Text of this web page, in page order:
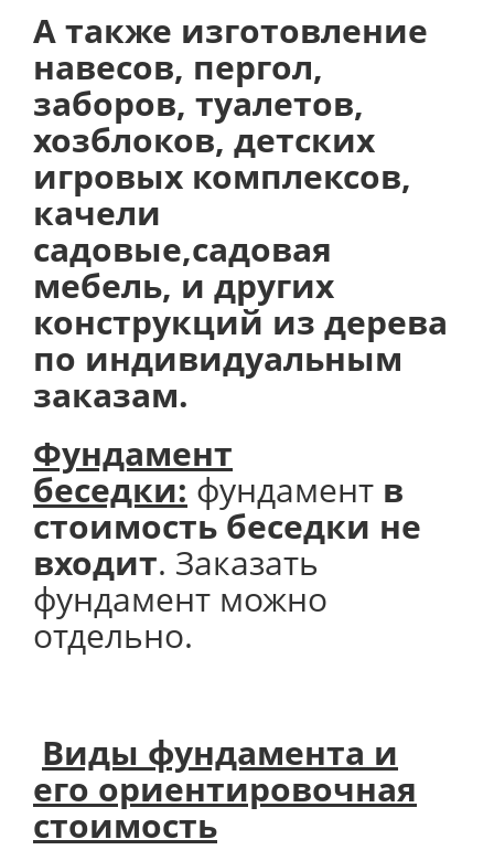
А также изготовление
навесов, пергол,
заборов, туалетов,
хозблоков, детских
игровых комплексов,
качели
садовые,садовая
мебель, и других
конструкций из дерева
по индивидуальным
заказам.
Фундамент
беседки: фундамент в
стоимость беседки не
входит. Заказать
фундамент можно
отдельно.
Виды фундамента и
его ориентировочная
стоимость